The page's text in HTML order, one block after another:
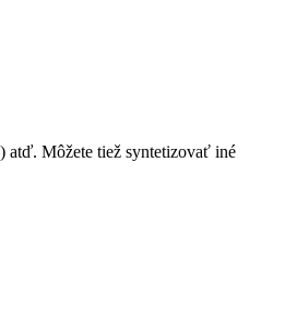
atď. Môžete tiež syntetizovať iné